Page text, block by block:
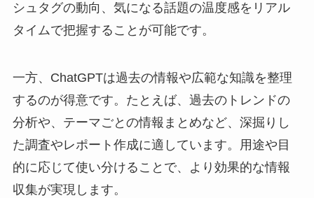
シュタグの動向、気になる話題の温度感をリアル
タイムで把握することが可能です。
一方、ChatGPTは過去の情報や広範な知識を整理
するのが得意です。たとえば、過去のトレンドの
分析や、テーマごとの情報まとめなど、深掘りし
た調査やレポート作成に適しています。用途や目
的に応じて使い分けることで、より効果的な情報
収集が実現します。